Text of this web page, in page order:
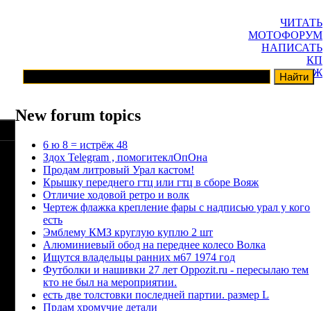
ЧИТАТЬ
МОТОФОРУМ
НАПИСАТЬ
КП
ГАРАЖ
New forum topics
6 ю 8 = истрёж 48
Здох Telegram , помогитеклОпОна
Продам литровый Урал кастом!
Крышку переднего гтц или гтц в сборе Вояж
Отличие ходовой ретро и волк
Чертеж флажка крепление фары с надписью урал у кого
есть
Эмблему КМЗ круглую куплю 2 шт
Алюминиевый обод на переднее колесо Волка
Ищутся владельцы ранних м67 1974 год
Футболки и нашивки 27 лет Oppozit.ru - пересылаю тем
кто не был на мероприятии.
есть две толстовки последней партии. размер L
Прдам хромучие детали